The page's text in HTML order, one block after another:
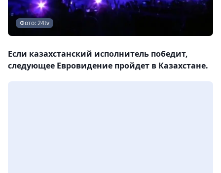
Фото: 24tv
Если казахстанский исполнитель победит,
следующее Евровидение пройдет в Казахстане.